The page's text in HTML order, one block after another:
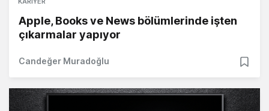
Apple, Books ve News bölümlerinde işten
çıkarmalar yapıyor
Candeğer Muradoğlu